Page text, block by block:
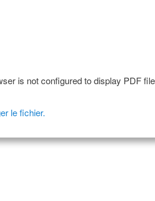
is not configured to display PDF
le fichier.